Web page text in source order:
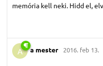
memória kell neki. Hidd el,
A a mester 2016. feb 13.